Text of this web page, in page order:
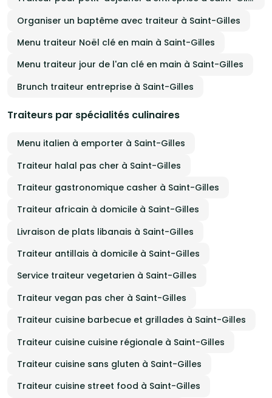
Organiser un baptême avec traiteur à Saint-Gilles
Menu traiteur Noël clé en main à Saint-Gilles
Menu traiteur jour de l'an clé en main à Saint-Gilles
Brunch traiteur entreprise à Saint-Gilles
Traiteurs par spécialités culinaires
Menu italien à emporter à Saint-Gilles
Traiteur halal pas cher à Saint-Gilles
Traiteur gastronomique casher à Saint-Gilles
Traiteur africain à domicile à Saint-Gilles
Livraison de plats libanais à Saint-Gilles
Traiteur antillais à domicile à Saint-Gilles
Service traiteur vegetarien à Saint-Gilles
Traiteur vegan pas cher à Saint-Gilles
Traiteur cuisine barbecue et grillades à Saint-Gilles
Traiteur cuisine cuisine régionale à Saint-Gilles
Traiteur cuisine sans gluten à Saint-Gilles
Traiteur cuisine street food à Saint-Gilles